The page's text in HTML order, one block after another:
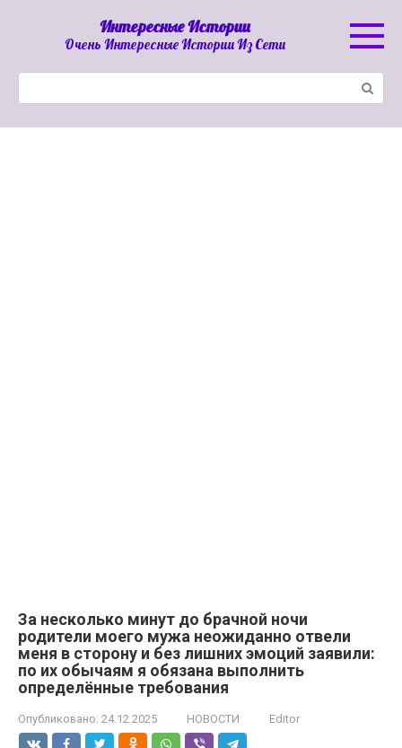
Интересные Истории
Очень Интересные Истории Из Сети
За несколько минут до брачной ночи
родители моего мужа неожиданно отвели
меня в сторону и без лишних эмоций заявили:
по их обычаям я обязана выполнить
определённые требования
Опубликовано: 24.12.2025 НОВОСТИ Editor